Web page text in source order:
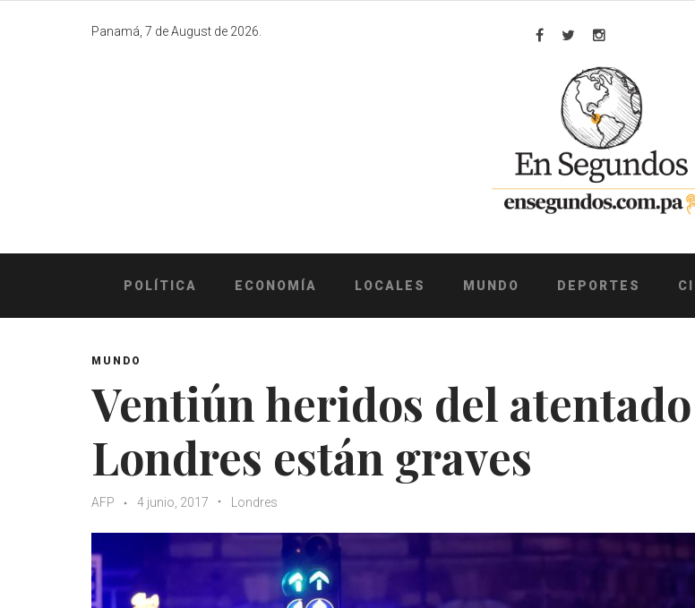
Panamá, 7 de August de 2026.
Facebook
TwitterInstagram
POLÍTICA ECONOMÍA LOCALES MUNDO DEPORTES
MUNDO
Ventiún heridos del
Londres están graves
AFP 4 junio, 2017 Londres